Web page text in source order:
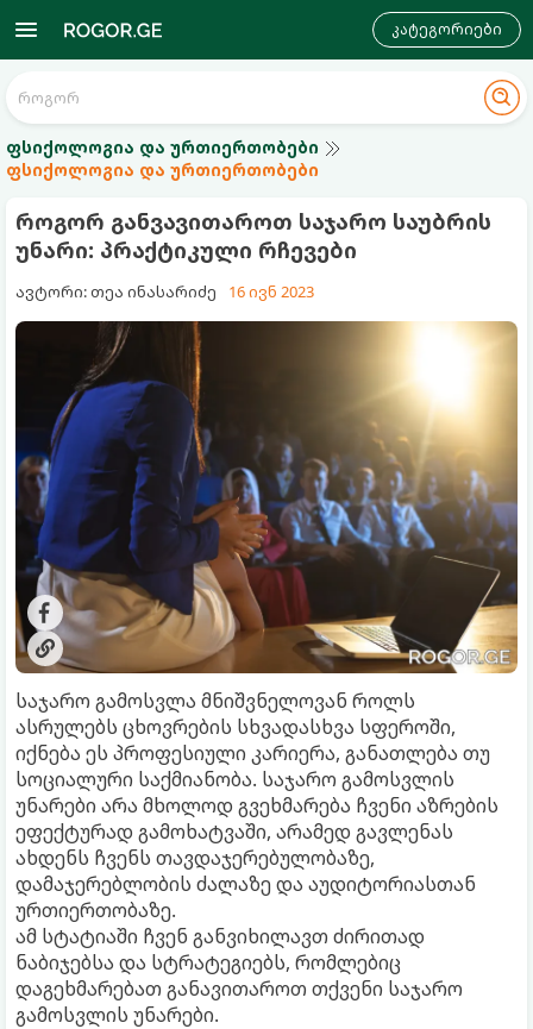
კატეგორიები
ფსიქოლოგია და ურთიერთობები
ფსიქოლოგია და ურთიერთობები
როგორ განვავითაროთ საჯარო საუბრის
უნარი: პრაქტიკული რჩევები
ავტორი: თეა ინასარიძე 16 ივნ 2023
საჯარო გამოსვლა მნიშვნელოვან როლს
ასრულებს ცხოვრების სხვადასხვა სფეროში,
იქნება ეს პროფესიული კარიერა, განათლება თუ
სოციალური საქმიანობა. საჯარო გამოსვლის
უნარები არა მხოლოდ გვეხმარება ჩვენი აზრების
ეფექტურად გამოხატვაში, არამედ გავლენას
ახდენს ჩვენს თავდაჯერებულობაზე,
დამაჯერებლობის ძალაზე და აუდიტორიასთან
ურთიერთობაზე.
ამ სტატიაში ჩვენ განვიხილავთ ძირითად
ნაბიჯებსა და სტრატეგიებს, რომლებიც
დაგეხმარებათ განავითაროთ თქვენი საჯარო
გამოსვლის უნარები.